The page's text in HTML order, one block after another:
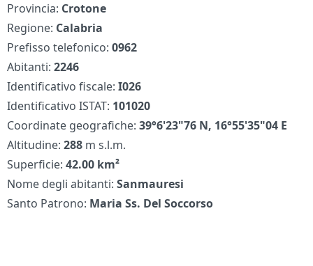
Provincia: Crotone
Regione: Calabria
Prefisso telefonico:0962
Abitanti:2246
Identificativo fiscale:I026
Identificativo ISTAT: 101020
Coordinate geografiche:39°6'23"76 N, 16°55'35"04 E
Altitudine:288 m s.l.m.
Superficie:42.00 km²
Nome degli abitanti:Sanmauresi
Santo Patrono: Maria Ss. Del Soccorso